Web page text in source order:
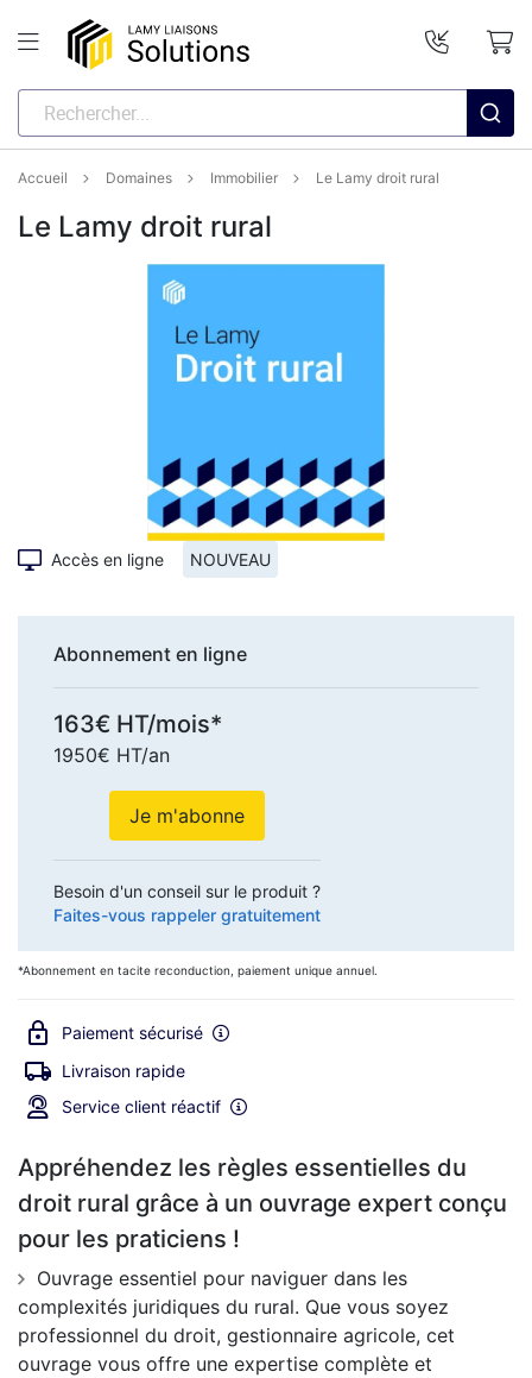
Accueil Domaines Immobilier Le Lamy droit rural
Le Lamy droit rural
Accès en ligne NOUVEAU
Abonnement en ligne
163€ HT/mois*
1950€ HT/an
Je m'abonne
Besoin d'un conseil sur le produit ?
Faites-vous rappeler gratuitement
*Abonnement en tacite reconduction, paiement unique annuel.
Paiement sécurisé
Livraison rapide
Service client réactif
Appréhendez les règles essentielles du
droit rural grâce à un ouvrage expert conçu
pour les praticiens !
Ouvrage essentiel pour naviguer dans les
complexités juridiques du rural. Que vous soyez
professionnel du droit, gestionnaire agricole, cet
ouvrage vous offre une expertise complète et